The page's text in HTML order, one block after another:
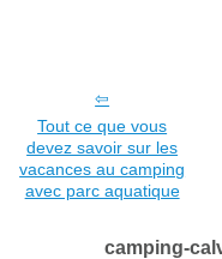
Tout ce que vous
devez savoir sur les
vacances au camping
avec parc aquatique
camping-